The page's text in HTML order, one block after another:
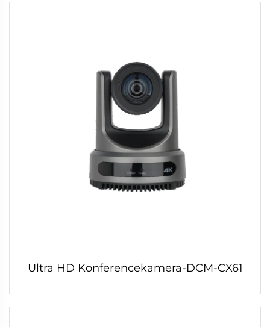
Ultra HD Konferencekamera-DCM-CX61